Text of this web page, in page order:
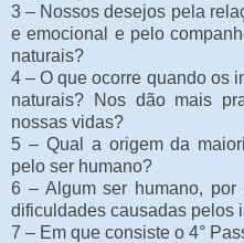
3 – Nossos desejos pela
e emocional e pelo
naturais?
4 – O que ocorre quando os
naturais? Nos dão mais
nossas vidas?
5 – Qual a origem da
pelo ser humano?
6 – Algum ser humano,
dificuldades causadas pelos
7 – Em que consiste o 4°